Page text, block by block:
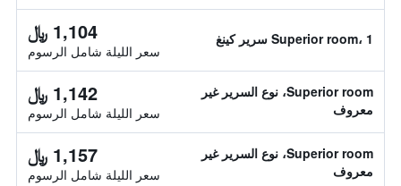
Superior room، 1 سرير كينغ 1,104 ﷼
سعر الليلة شامل الرسوم
Superior room، نوع السرير غير
معروف
1,142 ﷼
سعر الليلة شامل الرسوم
Superior room، نوع السرير غير
معروف
1,157 ﷼
سعر الليلة شامل الرسوم